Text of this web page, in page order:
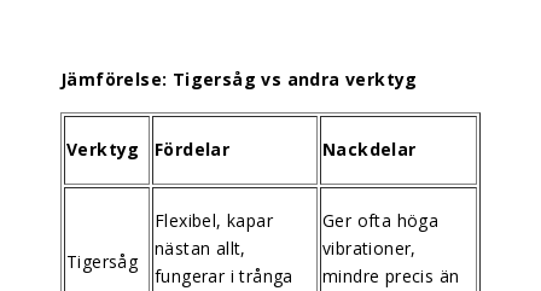
Jämförelse: Tigersåg vs andra verktyg
Verktyg Fördelar Nackdelar
Tigersåg
Flexibel, kapar
nästan allt,
fungerar i trånga
Ger ofta höga
vibrationer,
mindre precis än